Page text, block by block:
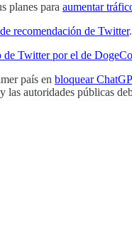
planes para aumentar
recomendación de Twitter
de Twitter por el de
país en bloquear
las autoridades públicas